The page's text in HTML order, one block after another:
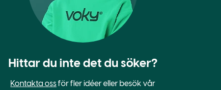
Hittar du inte det du söker?
Kontakta ossför fler idéer eller besök vår